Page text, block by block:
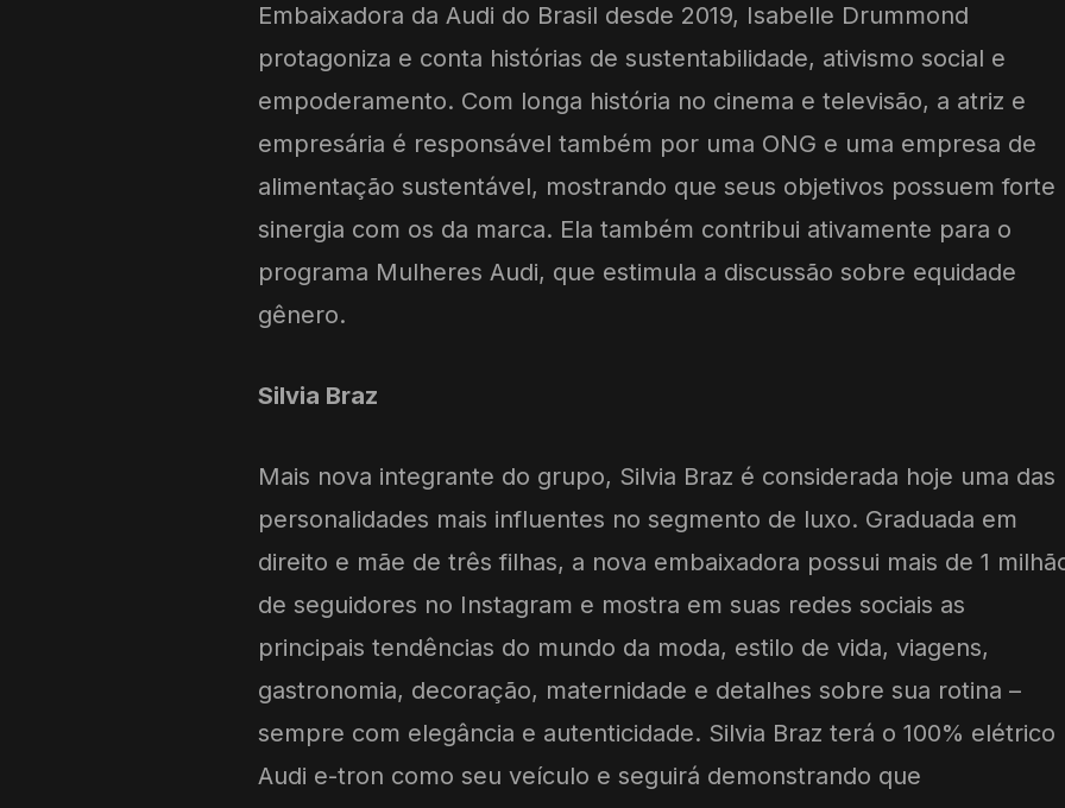
Embaixadora da Audi do Brasil desde 2019, Isabelle Drummond
protagoniza e conta histórias de sustentabilidade, ativismo social e
empoderamento. Com longa história no cinema e televisão, a atriz e
empresária é responsável também por uma ONG e uma empresa de
alimentação sustentável, mostrando que seus objetivos possuem forte
sinergia com os da marca. Ela também contribui ativamente para o
programa Mulheres Audi, que estimula a discussão sobre equidade
gênero.
Silvia Braz
Mais nova integrante do grupo, Silvia Braz é considerada hoje uma das
personalidades mais influentes no segmento de luxo. Graduada em
direito e mãe de três filhas, a nova embaixadora possui mais de 1
de seguidores no Instagram e mostra em suas redes sociais as
principais tendências do mundo da moda, estilo de vida, viagens,
gastronomia, decoração, maternidade e detalhes sobre sua rotina –
sempre com elegância e autenticidade. Silvia Braz terá o 100% elétrico
Audi e-tron como seu veículo e seguirá demonstrando que